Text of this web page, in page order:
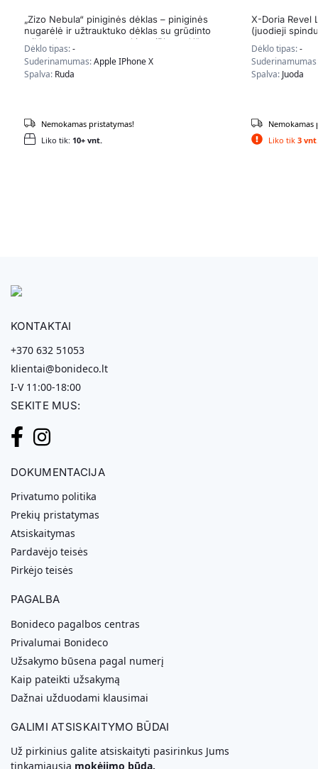
„Zizo Nebula“ piniginės dėklas – piniginės
nugarėlė ir užtrauktuko dėklas su grūdinto
stiklo ekrano apsauga, skirta „iPhone X“
(šviesiai ruda/ruda)
Dėklo tipas:-
Suderinamumas:Apple IPhone X
Spalva: Ruda
Liko tik: 10+ vnt.
Nemokamas pristatymas!
X-Doria Revel
(juodieji
Dėklo tipas:-
Spalva: Juoda
Liko tik 3 vnt.
Nemokamas
KONTAKTAI
+370 632 51053
klientai@bonideco.lt
I-V 11:00-18:00
SEKITE MUS:
DOKUMENTACIJA
Privatumo politika
Prekių pristatymas
Atsiskaitymas
Pardavėjo teisės
Pirkėjo teisės
PAGALBA
Bonideco pagalbos centras
Privalumai Bonideco
Užsakymo būsena pagal numerį
Kaip pateikti užsakymą
Dažnai užduodami klausimai
GALIMI ATSISKAITYMO BŪDAI
Už pirkinius galite atsiskaityti pasirinkus Jums
tinkamiausią mokėjimo būdą.